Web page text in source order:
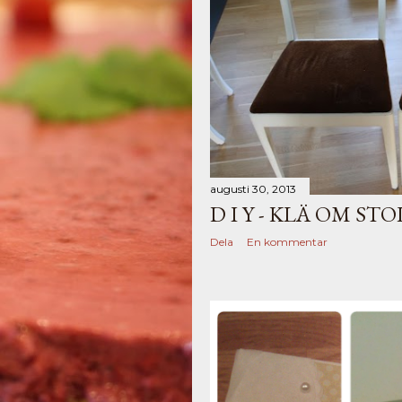
augusti 30, 2013
D I Y - KLÄ OM
Dela En kommentar